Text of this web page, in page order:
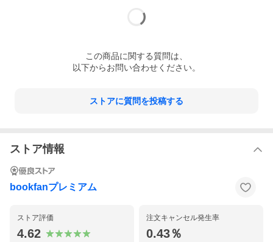
この商品に関する質問は、
以下からお問い合わせください。
ストアに質問を投稿する
ストア情報
bookfanプレミアム
ストア評価
4.62
注文キャンセル発生率
0.43％